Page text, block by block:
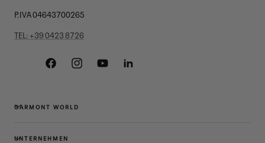
P.IVA 04643700265
TEL: +39 0423 8726
FacebookInstagramYouTubeLinkedin
GARMONT WORLD
UNTERNEHMEN